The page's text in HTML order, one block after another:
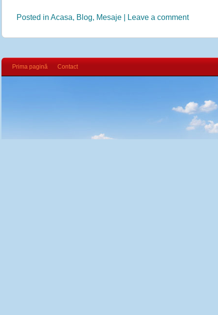
Posted in Acasa, Blog, Mesaje | Leave a comment
Prima pagină Contact